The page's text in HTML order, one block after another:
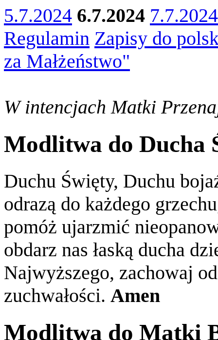
5.7.2024 6.7.2024 7.7.2024
Regulamin Zapisy do
za Małżeństwo"
W intencjach Matki
Modlitwa do Ducha
Duchu Święty, Duchu
odrazą do każdego
pomóż ujarzmić
obdarz nas łaską ducha
Najwyższego, zachowaj
zuchwałości. Amen
Modlitwa do Matki